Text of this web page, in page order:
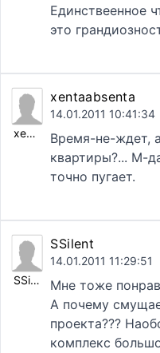
Единствеенное
это
xentaabsenta
xentaabsenta
14.01.2011 10:41:34
Время-не-ждет,
квартиры?... М-
точно пугает.
SSilent
SSilent
14.01.2011 11:29:51
Мне тоже
А почему
проекта???
комплекс